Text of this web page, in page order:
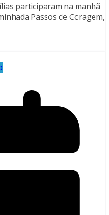
participaram na manhã
Passos de Coragem,